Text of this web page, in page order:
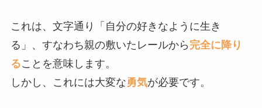
これは、文字通り「自分の好きなように生き
る」、すなわち親の敷いたレールから 完全に降り
ることを意味します。
しかし、これには大変な勇気が必要です。